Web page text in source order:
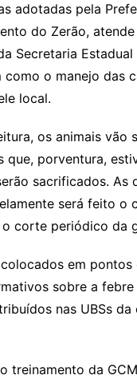
adotadas pela
do Zerão, atende
Secretaria Estadual
como o manejo das
local.
os animais vão
que, porventura,
sacrificados. As
será feito o
corte periódico da
em
sobre a febre
nas UBSs da
treinamento da